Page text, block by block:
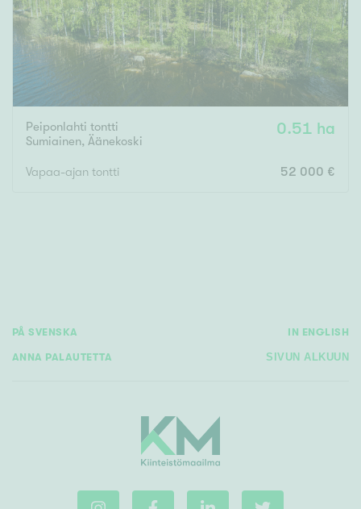
Hinta
000 €
Pinta-ala
Peiponlahti tontti
Sumiainen, Äänekoski
0.51 ha
Vapaa-ajan tontti 52 000 €
PÅ SVENSKA IN ENGLISH
ANNA PALAUTETTA SIVUN ALKUUN